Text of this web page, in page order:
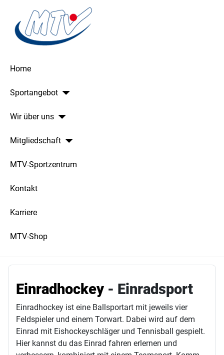
Home
Sportangebot
Wir über uns
Mitgliedschaft
MTV-Sportzentrum
Kontakt
Karriere
MTV-Shop
Einradhockey - Einradsport
Einradhockey ist eine Ballsportart mit jeweils vier
Feldspieler und einem Torwart. Dabei wird auf dem
Einrad mit Eishockeyschläger und Tennisball gespielt.
Hier kannst du das Einrad fahren erlernen und